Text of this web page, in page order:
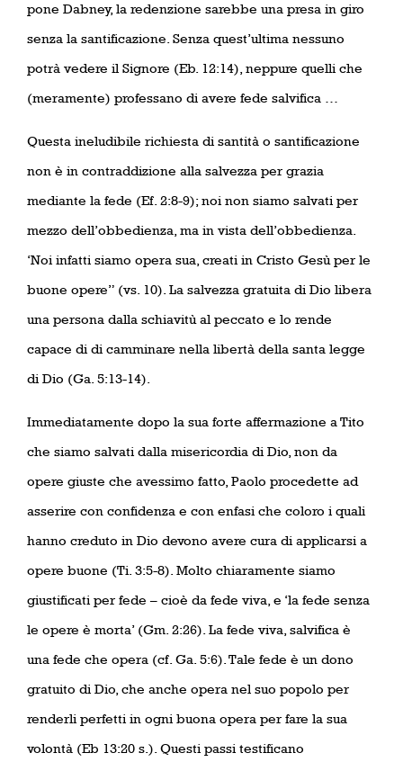
pone Dabney, la redenzione sarebbe una presa in giro
senza la santificazione. Senza quest’ultima nessuno
potrà vedere il Signore (Eb. 12:14), neppure quelli che
(meramente) professano di avere fede salvifica …
Questa ineludibile richiesta di santità o santificazione
non è in contraddizione alla salvezza per grazia
mediante la fede (Ef. 2:8-9); noi non siamo salvati per
mezzo dell’obbedienza, ma in vista dell’obbedienza.
‘Noi infatti siamo opera sua, creati in Cristo Gesù per le
buone opere” (vs. 10). La salvezza gratuita di Dio libera
una persona dalla schiavitù al peccato e lo rende
capace di di camminare nella libertà della santa legge
di Dio (Ga. 5:13-14).
Immediatamente dopo la sua forte affermazione a Tito
che siamo salvati dalla misericordia di Dio, non da
opere giuste che avessimo fatto, Paolo procedette ad
asserire con confidenza e con enfasi che coloro i quali
hanno creduto in Dio devono avere cura di applicarsi a
opere buone (Ti. 3:5-8). Molto chiaramente siamo
giustificati per fede – cioè da fede viva, e ‘la fede senza
le opere è morta’ (Gm. 2:26). La fede viva, salvifica è
una fede che opera (cf. Ga. 5:6). Tale fede è un dono
gratuito di Dio, che anche opera nel suo popolo per
renderli perfetti in ogni buona opera per fare la sua
volontà (Eb 13:20 s.). Questi passi testificano